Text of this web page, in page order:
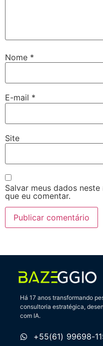
Nome *
E-mail *
Site
Salvar meus dados
que eu comentar.
Há 17 anos transformando
consultoria estratégica,
com IA.
+55(61) 99698-